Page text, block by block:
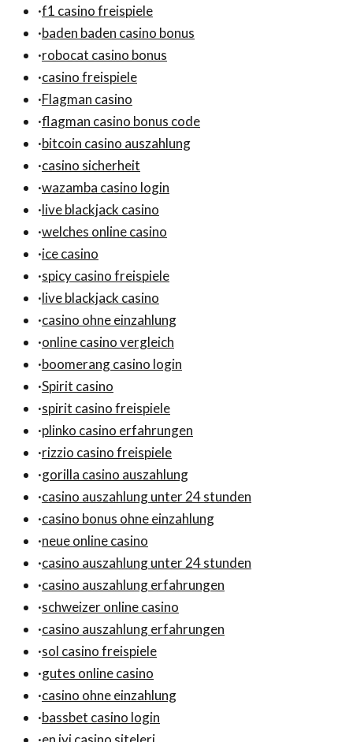
·f1 casino freispiele
·baden baden casino bonus
·robocat casino bonus
·casino freispiele
·Flagman casino
·flagman casino bonus code
·bitcoin casino auszahlung
·casino sicherheit
·wazamba casino login
·live blackjack casino
·welches online casino
·ice casino
·spicy casino freispiele
·live blackjack casino
·casino ohne einzahlung
·online casino vergleich
·boomerang casino login
·Spirit casino
·spirit casino freispiele
·plinko casino erfahrungen
·rizzio casino freispiele
·gorilla casino auszahlung
·casino auszahlung unter 24 stunden
·casino bonus ohne einzahlung
·neue online casino
·casino auszahlung unter 24 stunden
·casino auszahlung erfahrungen
·schweizer online casino
·casino auszahlung erfahrungen
·sol casino freispiele
·gutes online casino
·casino ohne einzahlung
·bassbet casino login